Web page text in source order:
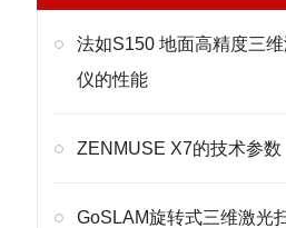
法如S150 地面高精度三
仪的性能
ZENMUSE X7的技术参数
GoSLAM旋转式三维激光